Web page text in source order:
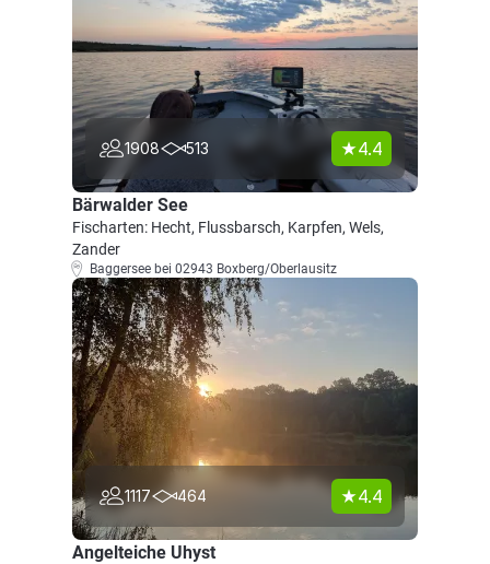
1908 513 4.4
Bärwalder See
Fischarten: Hecht, Flussbarsch, Karpfen, Wels,
Zander
Baggersee bei 02943 Boxberg/Oberlausitz
1117 464 4.4
Angelteiche Uhyst